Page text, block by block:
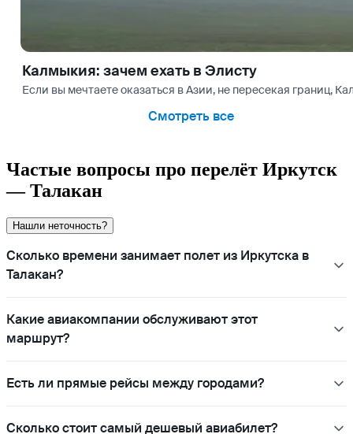
Калмыкия: зачем ехать в Элисту
Если вы мечтаете оказаться в Азии, не пересекая границ,
Смотреть все
Частые вопросы про перелёт Иркутск
— Талакан
Нашли неточность?
Сколько времени занимает полет из Иркутска в
Талакан?
Какие авиакомпании обслуживают этот
маршрут?
Есть ли прямые рейсы между городами?
Сколько стоит самый дешевый авиабилет?